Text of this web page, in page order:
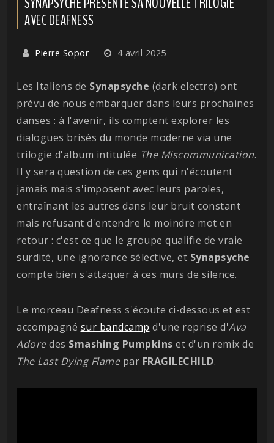
AVEC DEAFNESS
Pierre Sopor 4 avril 2025
Les Italiens de Synapsyche (dark electro) ont
prévu de nous embarquer dans leurs prochaines
danses : à l'avenir, ils comptent explorer les
dialogues brisés du monde moderne via une
trilogie d'album intitulée The Miscommunication.
Il y sera question de ces gens qui n'écoutent
jamais mais s'imposent avec leurs paroles,
entraînant les autres dans leur bruit constant
mais refusant d'entendre le moindre mot en
retour : c'est ce que le groupe qualifie de vraie
surdité, une ignorance sélective, et Synapsyche
compte bien s'attaquer à ces murs de silence.
Le morceau Deafness s'écoute ci-dessous et est
accompagné sur bandcamp d'une reprise d'Ava
Adoredes Smashing Pumpkins et d'un remix de
The Last Dying Flamepar FRAGILECHILD.